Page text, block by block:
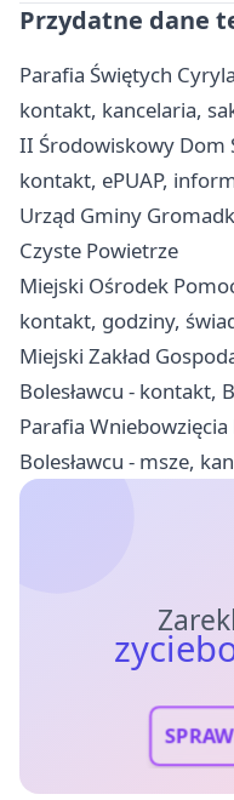
Przydatne dane
Parafia Świętych
kontakt, kancelaria,
II Środowiskowy Dom
kontakt, ePUAP,
Urząd Gminy
Czyste Powietrze
Miejski Ośrodek
kontakt, godziny,
Miejski Zakład
Bolesławcu - kontakt,
Parafia Wniebowzięcia
Bolesławcu - msze,